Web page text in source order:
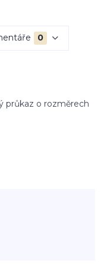
0
průkaz o rozměrech